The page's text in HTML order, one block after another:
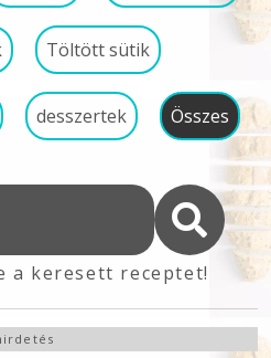
Töltött sütik
desszertek Összes
a keresett receptet!